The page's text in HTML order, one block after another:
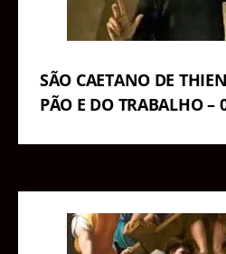
SÃO CAETANO DE
PÃO E DO TRABALHO –